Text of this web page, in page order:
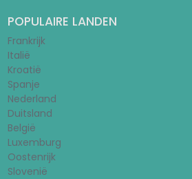
POPULAIRE LANDEN
Frankrijk
Italië
Kroatië
Spanje
Nederland
Duitsland
België
Luxemburg
Oostenrijk
Slovenië